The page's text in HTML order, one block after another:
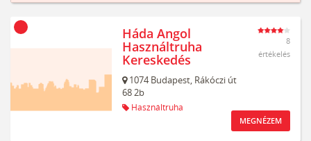
Háda Angol
Használtruha
Kereskedés
1074 Budapest, Rákóczi út
68 2b
Használtruha
8
értékelés
MEGNÉZEM